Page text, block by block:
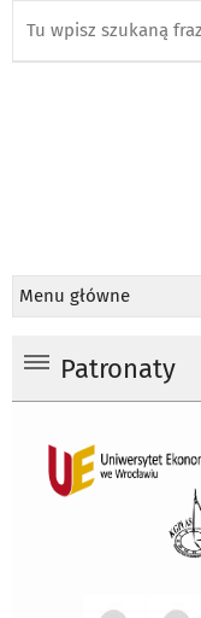
Menu główne
Patronaty